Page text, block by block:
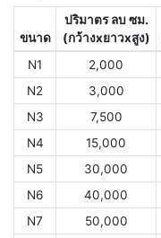
ขนาด
ปริมาตร ลบ ซม.
(กว้างxยาวxสูง)
N1
2,000
N2
3,000
N3
7,500
N4
15,000
N5
30,000
N6
40,000
N7
50,000